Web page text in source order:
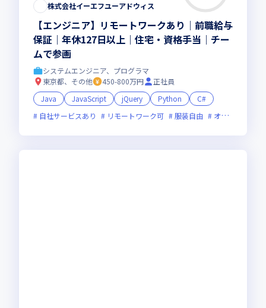
株式会社イーエフユーアドウィス
【エンジニア】リモートワークあり｜前職給与
保証｜年休127日以上｜住宅・資格手当｜チー
ムで参画
システムエンジニア、プログラマ
東京都、その他
450-800万円
正社員
Java
JavaScript jQuery Python
C#
自社サービスあり
リモートワーク可 服装自由 オンライン選考可